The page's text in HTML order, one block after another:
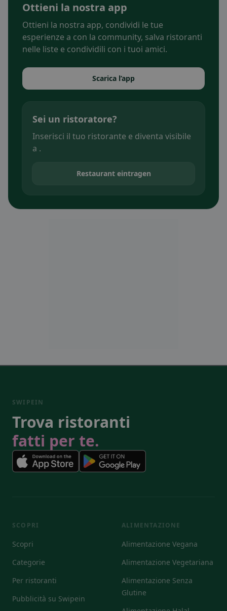
Ottieni la nostra app
Ottieni la nostra app, condividi le tue
esperienze a con la community, salva ristoranti
nelle liste e condividili con i tuoi amici.
Scarica l’app
Sei un ristoratore?
Inserisci il tuo ristorante e diventa visibile
a .
Restaurant eintragen
SWIPEIN
Trova ristoranti
fatti per te.
SCOPRI
Scopri
Categorie
Per ristoranti
Pubblicità su Swipein
ALIMENTAZIONE
Alimentazione Vegana
Alimentazione Vegetariana
Alimentazione Senza
Glutine